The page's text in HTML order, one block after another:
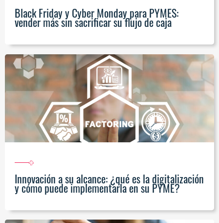
Black Friday y Cyber Monday para PYMES:
vender más sin sacrificar su flujo de caja
Innovación a su alcance: ¿qué es la digitalización
y cómo puede implementarla en su PYME?